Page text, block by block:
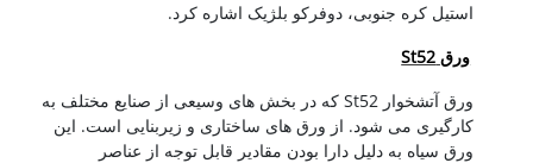
استیل کره جنوبی، دوفرکو بلژیک اشاره کرد.
ورق St52
ورق آتشخوار St52 که در بخش های وسیعی از صنایع مختلف به
کارگیری می شود. از ورق های ساختاری و زیربنایی است. این
ورق سیاه به دلیل دارا بودن مقادیر قابل توجه از عناصر